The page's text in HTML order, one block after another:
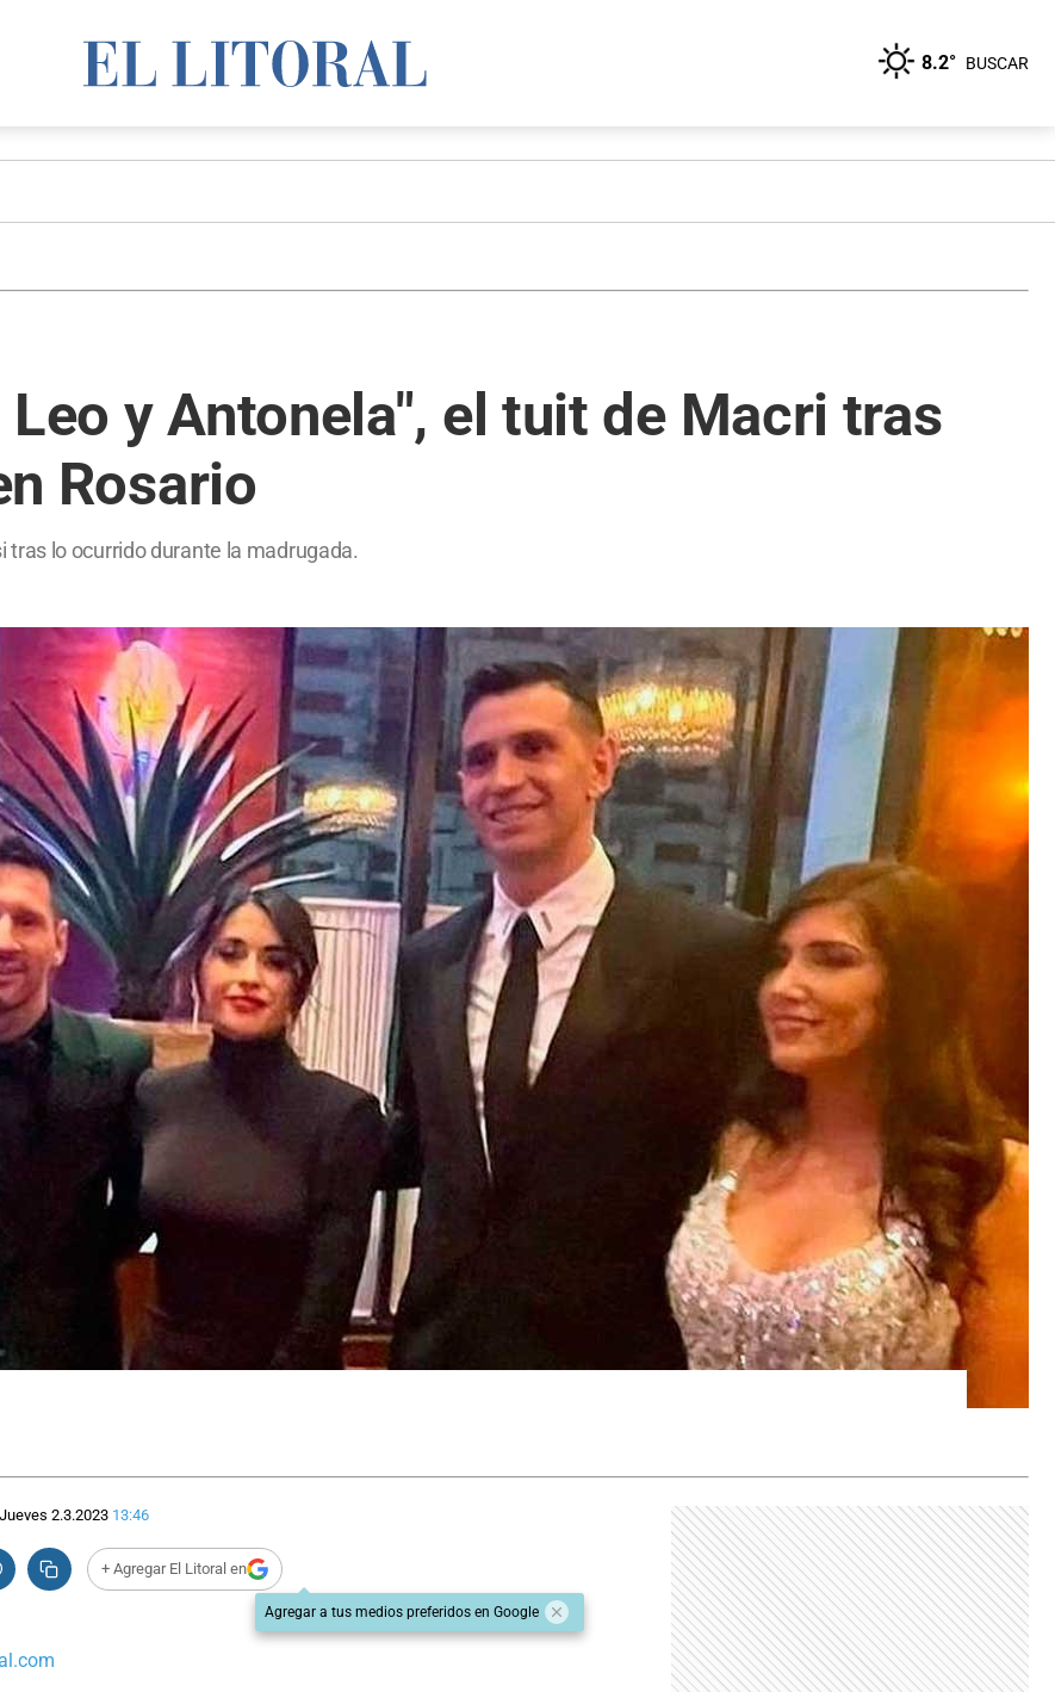
8.2° BUSCAR
y Antonela", el tuit de Macri tras
Rosario
tras lo ocurrido durante la madrugada.
Jueves 2.3.2023 13:46
+ Agregar El Litoral en
Agregar a tus medios preferidos en Google